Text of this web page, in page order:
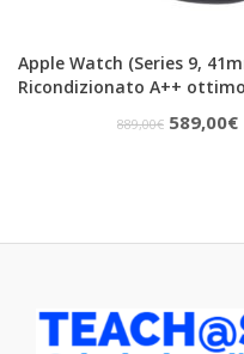
Apple Watch (Series 9,
Ricondizionato A++
889,00€ Il
589,00€Il